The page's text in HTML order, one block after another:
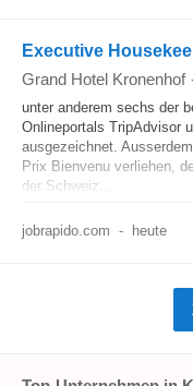
Executive
Grand Hotel Kronenhof
unter anderem sechs der
Onlineportals TripAdvisor
ausgezeichnet.
Prix Bienvenu verliehen,
der Schweiz...
jobrapido.com - heute